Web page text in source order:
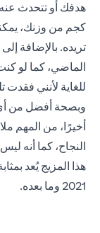
كجم من وزنك،
تريده. بالإضافة
الماضي، كما لو
وبصحة أفضل من
أخيرًا، من المهم
النجاح، كما أنه
هذا المزيج يُعد
2021 وما بعده.